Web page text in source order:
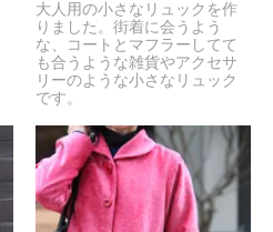
大人用の小さなリュックを作
りました。街着に会うよう
な、コートとマフラーしてて
も合うような雑貨やアクセサ
リーのような小さなリュック
です。